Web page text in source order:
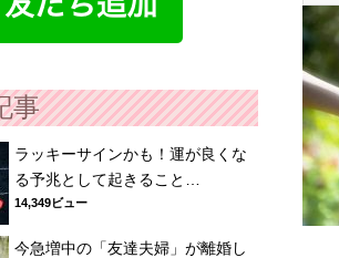
事
ラッキーサインかも！運が良くな
る予兆として起きること…
14,349ビュー
今急増中の「友達夫婦」が離婚し